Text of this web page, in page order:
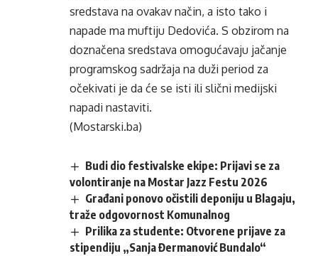
sredstava na ovakav način, a isto tako i
napade ma muftiju Dedovića. S obzirom na
doznačena sredstava omogućavaju jačanje
programskog sadržaja na duži period za
očekivati je da će se isti ili slični medijski
napadi nastaviti.
(Mostarski.ba)
Budi dio festivalske ekipe: Prijavi se za
volontiranje na Mostar Jazz Festu 2026
Građani ponovo očistili deponiju u Blagaju,
traže odgovornost Komunalnog
Prilika za studente: Otvorene prijave za
stipendiju „Sanja Đermanović Bundalo“